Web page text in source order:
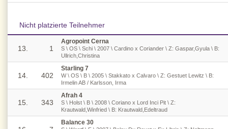
Nicht platzierte Teilnehmer
13. 1
Agropoint Cerna
S \ OS \ Schi \ 2007 \ Cardino x Coriander \ Z: Gaspar,Gyula \ B:
Ullrich,Christina
14. 402
Starling 7
W \ OS \ B \ 2005 \ Stakkato x Calvaro \ Z: Gestuet Lewitz \ B:
Irmelin AB / Karlsson, Irma
15. 343
Afrah 4
S \ Holst \ B \ 2008 \ Coriano x Lord Inci Pit \ Z:
Krautwald,Winfried \ B: Krautwald,Edeltraud
Balance 30